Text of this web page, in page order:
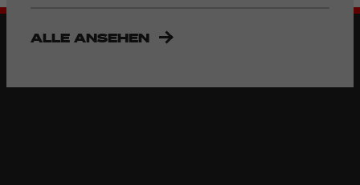
ALLE ANSEHEN